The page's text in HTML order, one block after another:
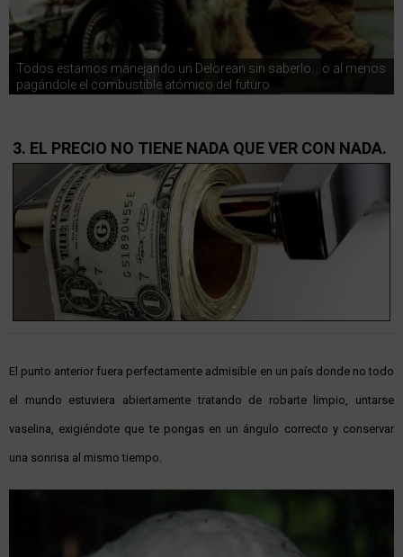
Todos estamos manejando un Delorean sin saberlo… o al menos
pagándole el combustible atómico del futuro
3. EL PRECIO NO TIENE NADA QUE VER CON NADA.
El punto anterior fuera perfectamente admisible en un país donde no todo
el mundo estuviera abiertamente tratando de robarte limpio, untarse
vaselina, exigiéndote que te pongas en un ángulo correcto y conservar
una sonrisa al mismo tiempo.